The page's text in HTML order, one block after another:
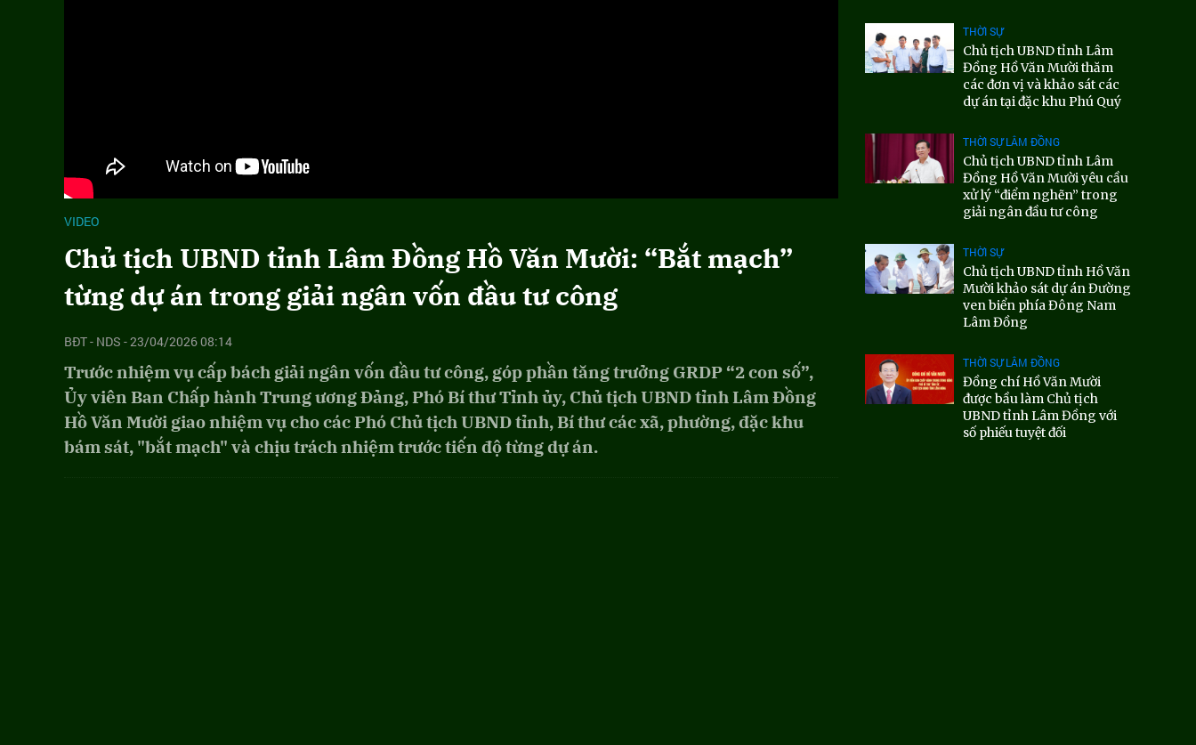
VIDEO
Chủ tịch UBND tỉnh Lâm Đồng Hồ Văn Mười: “Bắt mạch”
từng dự án trong giải ngân vốn đầu tư công
BĐT - NDS - 23/04/2026 08:14
Trước nhiệm vụ cấp bách giải ngân vốn đầu tư công, góp phần tăng trưởng GRDP “2 con số”,
Ủy viên Ban Chấp hành Trung ương Đảng, Phó Bí thư Tỉnh ủy, Chủ tịch UBND tỉnh Lâm Đồng
Hồ Văn Mười giao nhiệm vụ cho các Phó Chủ tịch UBND tỉnh, Bí thư các xã, phường, đặc khu
bám sát, "bắt mạch" và chịu trách nhiệm trước tiến độ từng dự án.
THỜI SỰ
Chủ tịch UBND tỉnh Lâm
Đồng Hồ Văn Mười thăm
các đơn vị và khảo sát các
dự án tại đặc khu Phú Quý
THỜI SỰ LÂM ĐỒNG
Chủ tịch UBND tỉnh Lâm
Đồng Hồ Văn Mười yêu cầu
xử lý “điểm nghẽn” trong
giải ngân đầu tư công
THỜI SỰ
Chủ tịch UBND tỉnh Hồ Văn
Mười khảo sát dự án Đường
ven biển phía Đông Nam
Lâm Đồng
THỜI SỰ LÂM ĐỒNG
Đồng chí Hồ Văn Mười
được bầu làm Chủ tịch
UBND tỉnh Lâm Đồng với
số phiếu tuyệt đối